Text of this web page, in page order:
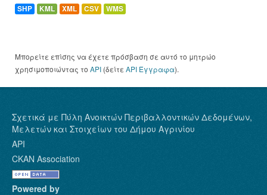
SHP KML XML CSV WMS
Μπορείτε επίσης να έχετε πρόσβαση σε αυτό το μητρώο
χρησιμοποιώντας το API (δείτε API Έγγραφα).
Σχετικά με Πύλη Ανοικτών Περιβαλλοντικών Δεδομένων,
Μελετών και Στοιχείων του Δήμου Αγρινίου
API
CKAN Association
Powered by